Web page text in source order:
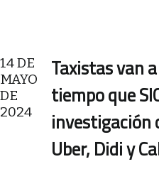
14 DE
MAYO
DE
2024
Taxistas van
tiempo que
investigación
Uber, Didi y